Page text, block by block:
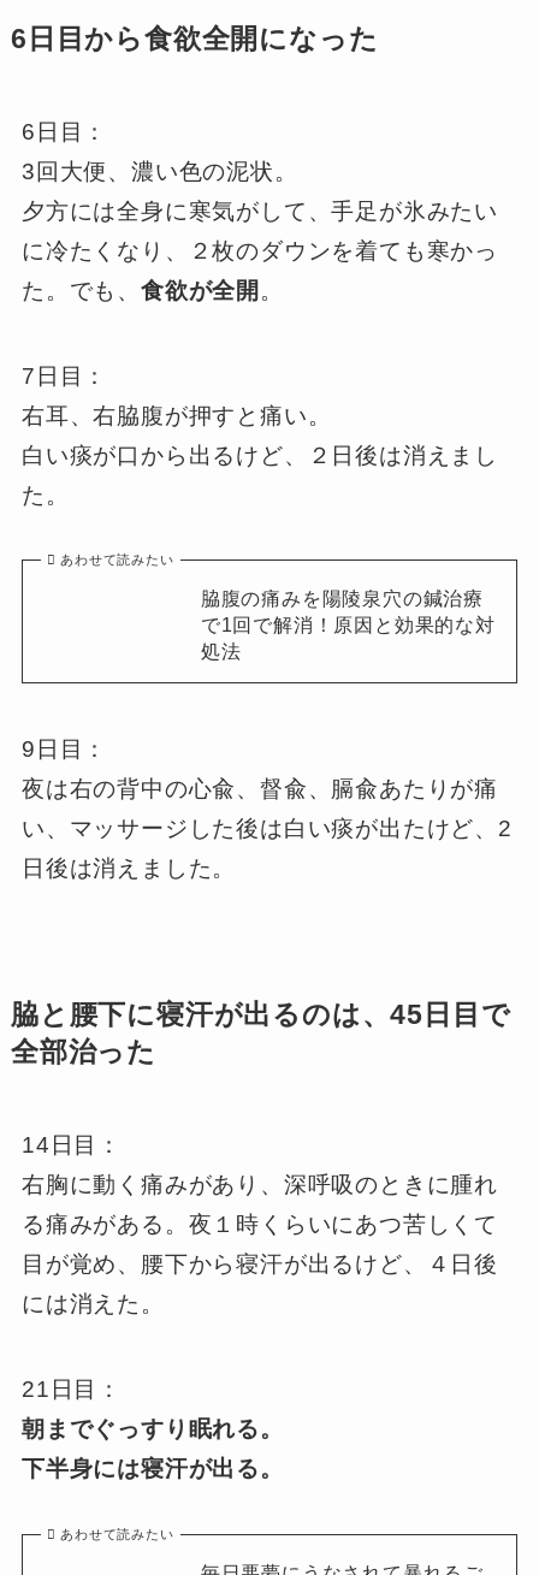
6日目から食欲全開になった
6日目：
3回大便、濃い色の泥状。
夕方には全身に寒気がして、手足が氷みたい
に冷たくなり、２枚のダウンを着ても寒かっ
た。でも、 食欲が全開 。
7日目：
右耳、右脇腹が押すと痛い。
白い痰が口から出るけど、２日後は消えまし
た。
あわせて読みたい
脇腹の痛みを陽陵泉穴の鍼治療
で1回で解消！原因と効果的な対
処法
9日目：
夜は右の背中の心兪、督兪、膈兪あたりが痛
い、マッサージした後は白い痰が出たけど、2
日後は消えました。
脇と腰下に寝汗が出るのは、45日目で
全部治った
14日目：
右胸に動く痛みがあり、深呼吸のときに腫れ
る痛みがある。夜１時くらいにあつ苦しくて
目が覚め、腰下から寝汗が出るけど、４日後
には消えた。
21日目：
朝までぐっすり眠れる。
下半身には寝汗が出る。
あわせて読みたい